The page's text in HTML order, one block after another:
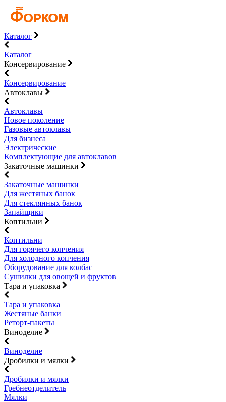
Каталог
Каталог
Консервирование
Консервирование
Автоклавы
Автоклавы
Новое поколение
Газовые автоклавы
Для бизнеса
Электрические
Комплектующие для автоклавов
Закаточные машинки
Закаточные машинки
Для жестяных банок
Для стеклянных банок
Запайщики
Коптильни
Коптильни
Для горячего копчения
Для холодного копчения
Оборудование для колбас
Сушилки для овощей и фруктов
Тара и упаковка
Тара и упаковка
Жестяные банки
Реторт-пакеты
Виноделие
Виноделие
Дробилки и мялки
Дробилки и мялки
Гребнеотделитель
Мялки